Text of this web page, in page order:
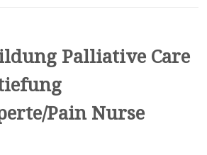
Palliative Care
Pain Nurse